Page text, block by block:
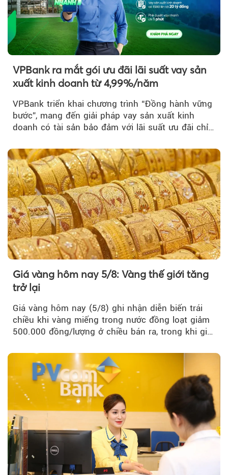
VPBank ra mắt gói ưu đãi lãi suất vay sản
xuất kinh doanh từ 4,99%/năm
VPBank triển khai chương trình “Đồng hành vững
bước”, mang đến giải pháp vay sản xuất kinh
doanh có tài sản bảo đảm với lãi suất ưu đãi chỉ
Giá vàng hôm nay 5/8: Vàng thế giới tăng
trở lại
Giá vàng hôm nay (5/8) ghi nhận diễn biến trái
chiều khi vàng miếng trong nước đồng loạt giảm
500.000 đồng/lượng ở chiều bán ra, trong khi giá
thương hiệu.